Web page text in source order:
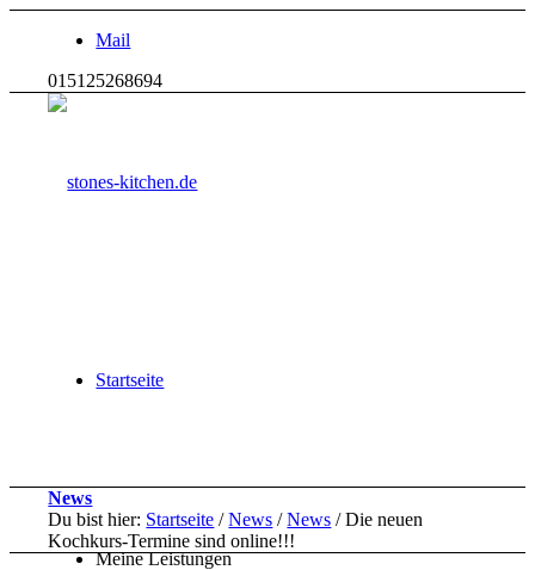
Mail
015125268694
Startseite
Meine Leistungen
News
Du bist hier: Startseite / News / News / Die neuen
Kochkurs-Termine sind online!!!